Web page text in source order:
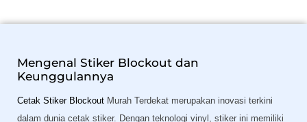
Mengenal Stiker Blockout dan
Keunggulannya
Cetak Stiker Blockout Murah Terdekat merupakan inovasi terkini
dalam dunia cetak stiker. Dengan teknologi vinyl, stiker ini memiliki